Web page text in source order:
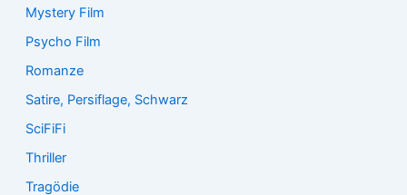
Mystery Film
Psycho Film
Romanze
Satire, Persiflage, Schwarz
SciFiFi
Thriller
Tragödie